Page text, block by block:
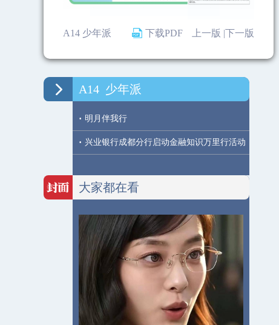
A14 少年派 下载PDF 下一版
上一版 |
A14 少年派
· 明月伴我行
· 兴业银行成都分行启动金融知识万里行活动
大家都在看